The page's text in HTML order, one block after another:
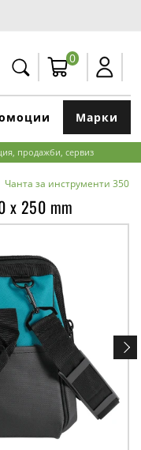
0
Марки
продажби, сервиз
Чанта за инструменти 350 x
x 250 mm